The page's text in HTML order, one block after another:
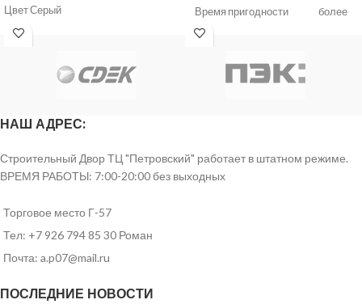
Цвет Серый
Прочность на сжатие, Мпа 2
Способ нанесения Ручной
Расход при заделке стыков, кг/
Назначение Бетон , Гипсокартон , Штукатурка
Размер фракции, мм 0-2
Бренд: Кнауф
Время пригодности
раствора к
использованию
более
Открытое время
НАШ АДРЕС:
Строительный Двор ТЦ "Петровский" работает в штатном режиме.
ВРЕМЯ РАБОТЫ: 7:00-20:00 без выходных
Торговое место Г-57
Тел: +7 926 794 85 30 Роман
Почта: a.p07@mail.ru
ПОСЛЕДНИЕ НОВОСТИ